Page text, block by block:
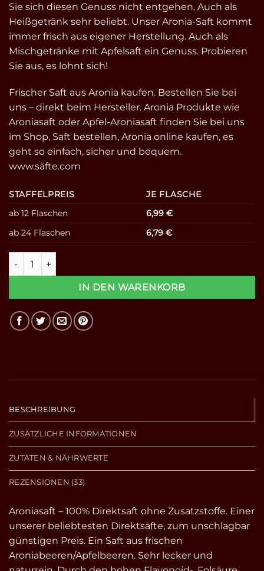
Sie sich diesen Genuss nicht entgehen. Auch als
Heißgetränk sehr beliebt. Unser Aronia-Saft kommt
immer frisch aus eigener Herstellung. Auch als
Mischgetränke mit Apfelsaft ein Genuss. Probieren
Sie aus, es lohnt sich!
Frischer Saft aus Aronia kaufen. Bestellen Sie bei
uns – direkt beim Hersteller. Aronia Produkte wie
Aroniasaft oder Apfel-Aroniasaft finden Sie bei uns
im Shop. Saft bestellen, Aronia online kaufen, es
geht so einfach, sicher und bequem.
www.säfte.com
STAFFELPREIS
JE FLASCHE
ab 12 Flaschen
6,99€
ab 24 Flaschen
6,79€
100% Aroniasaft / Apfelbeerensaft - Direktsaft 0,7l Menge
IN DEN WARENKORB
BESCHREIBUNG
ZUSÄTZLICHE INFORMATIONEN
ZUTATEN & NÄHRWERTE
REZENSIONEN (33)
Aroniasaft – 100% Direktsaft ohne Zusatzstoffe. Einer
unserer beliebtesten Direktsäfte, zum unschlagbar
günstigen Preis. Ein Saft aus frischen
Aroniabeeren/Apfelbeeren. Sehr lecker und